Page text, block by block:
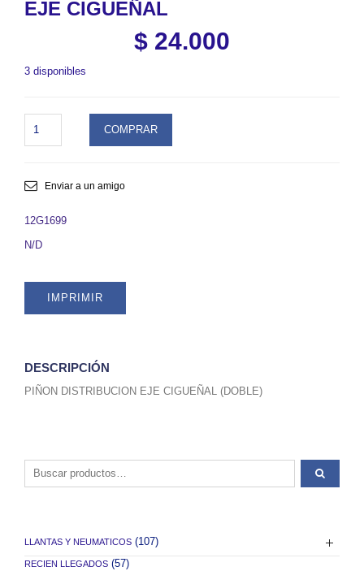
EJE CIGUEÑAL
$ 24.000
3 disponibles
DISTRIBUCION
CIGUEÑAL.
12G1699
COMPRAR
Enviar a un amigo
12G1699
N/D
IMPRIMIR
DESCRIPCIÓN
PIÑON DISTRIBUCION EJE CIGUEÑAL (DOBLE)
Buscar por:
LLANTAS Y NEUMATICOS (107)
RECIEN LLEGADOS (57)